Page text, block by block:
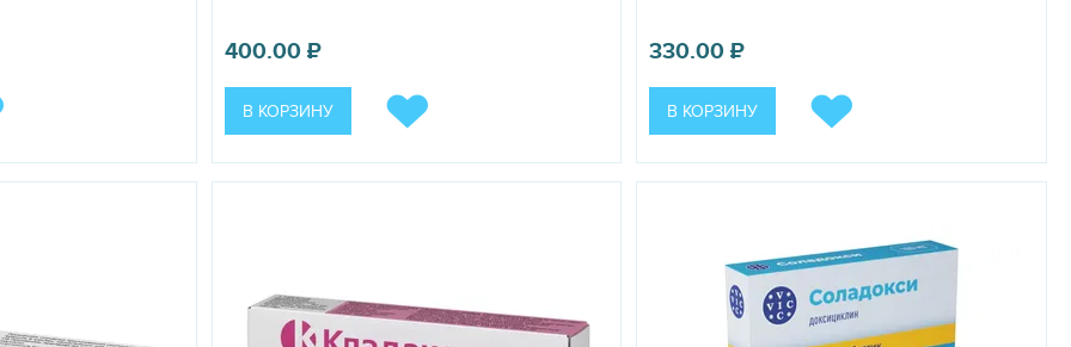
400.00₽
В КОРЗИНУ
330.00₽
В КОРЗИНУ